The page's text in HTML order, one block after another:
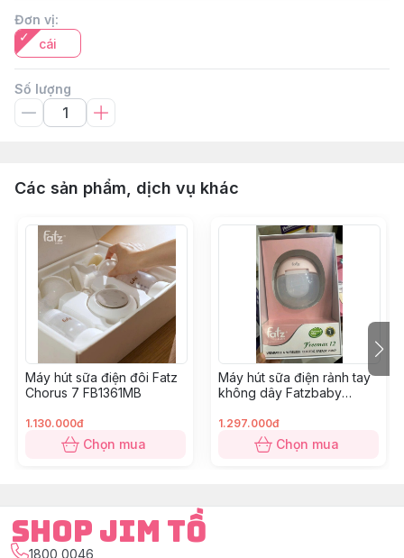
Đơn vị:
cái
Số lượng
Các sản phẩm, dịch vụ khác
Máy hút sữa điện đôi Fatz
Chorus 7 FB1361MB
1.130.000đ
Chọn mua
Máy hút sữa điện rảnh tay
không dây Fatzbaby
1.297.000đ
Chọn mua
Shop Jim Tồ
1800 0046